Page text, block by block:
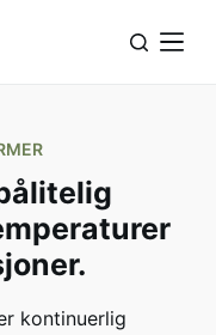
kontinuerlig